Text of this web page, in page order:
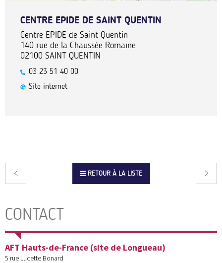
CENTRE EPIDE DE SAINT QUENTIN
Centre EPIDE de Saint Quentin
140 rue de la Chaussée Romaine
02100 SAINT QUENTIN
03 23 51 40 00
Site internet
RETOUR À LA LISTE
CONTACT
AFT Hauts-de-France (site de Longueau)
5 rue Lucette Bonard